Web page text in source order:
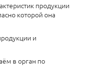
продукции
которой она
и
в орган по